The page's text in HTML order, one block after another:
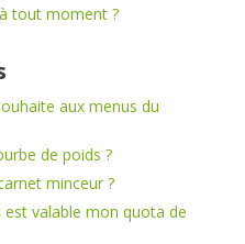
tout moment ?
aux menus du
de poids ?
minceur ?
valable mon quota de